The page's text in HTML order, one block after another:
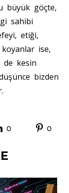
büyük göçte,
sahibi
etiği,
ise,
de kesin
bizden
0 0